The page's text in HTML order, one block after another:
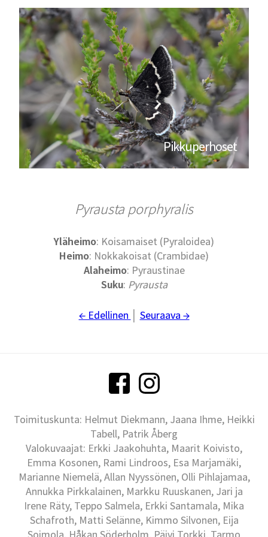
Pikkuperhoset
Pyrausta porphyralis
Yläheimo: Koisamaiset (Pyraloidea)
Heimo: Nokkakoisat (Crambidae)
Alaheimo: Pyraustinae
Suku: Pyrausta
← Edellinen Seuraava →
Toimituskunta: Helmut Diekmann, Jaana Ihme, Heikki
Tabell, Patrik Åberg
Valokuvaajat: Erkki Jaakohuhta, Maarit Koivisto,
Emma Kosonen, Rami Lindroos, Esa Marjamäki,
Marianne Niemelä, Allan Nyyssönen, Olli Pihlajamaa,
Annukka Pirkkalainen, Markku Ruuskanen, Jari ja
Irene Räty, Teppo Salmela, Erkki Santamala, Mika
Schafroth, Matti Selänne, Kimmo Silvonen, Eija